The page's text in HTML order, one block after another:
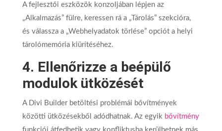
A fejlesztői eszközök konzoljában lépjen az
„Alkalmazás” fülre, keressen rá a „Tárolás” szekcióra,
és válassza a „Webhelyadatok törlése” opciót a helyi
tárolómemória kiürítéséhez.
4. Ellenőrizze a beépülő
modulok ütközését
A Divi Builder betöltési problémái bővítmények
közötti ütközésekből adódhatnak. Az egyik bővítmény